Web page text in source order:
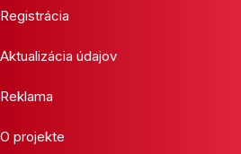
Registrácia
Aktualizácia údajov
Reklama
O projekte